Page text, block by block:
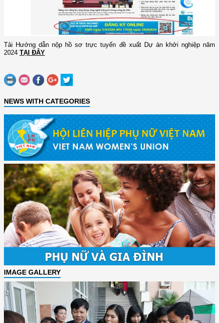
Tải Hướng dẫn nộp hồ sơ trực tuyến đề xuất Dự án khởi nghiệp năm
2024 TẠI ĐÂY
NEWS WITH CATEGORIES
IMAGE GALLERY